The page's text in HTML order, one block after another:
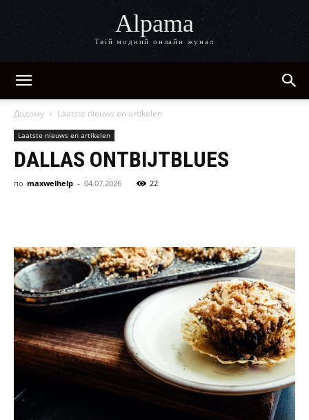
Alpama
Твій модний онлайн жунал
Додому Laatste nieuws en artikelen
Laatste nieuws en artikelen
DALLAS ONTBIJTBLUES
по maxwelhelp - 04.07.2026 22